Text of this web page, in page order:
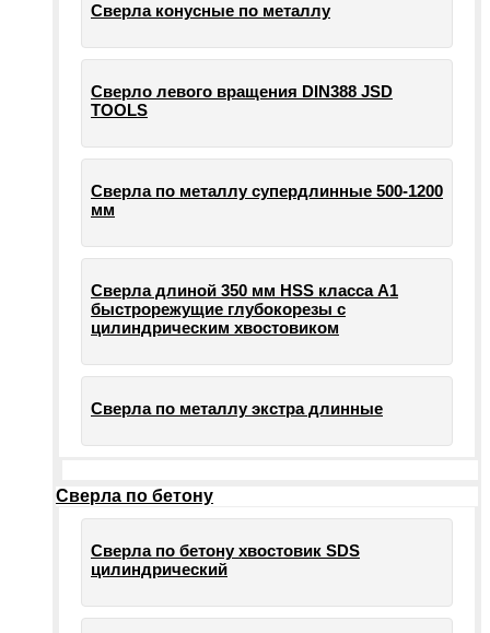
Сверла конусные по металлу
Сверло левого вращения DIN388 JSD
TOOLS
Сверла по металлу супердлинные 500-1200
мм
Сверла длиной 350 мм HSS класса А1
быстрорежущие глубокорезы с
цилиндрическим хвостовиком
Сверла по металлу экстра длинные
Сверла по бетону
Сверла по бетону хвостовик SDS
цилиндрический